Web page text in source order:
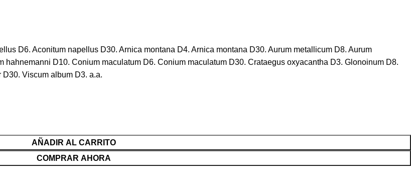
D6. Aconitum napellus D30. Arnica montana D4. Arnica montana D30. Aurum metallicum D8. Aurum
D10. Conium maculatum D6. Conium maculatum D30. Crataegus oxyacantha D3. Glonoinum D8.
Viscum album D3. a.a.
AÑADIR AL CARRITO
COMPRAR AHORA